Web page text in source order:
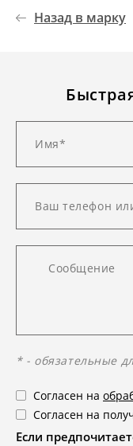
Назад в марку
* - обязательные
Согласен на
Согласен на
Если